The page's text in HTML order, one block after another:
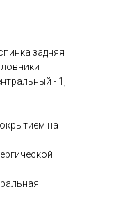
задняя
- 1,
на